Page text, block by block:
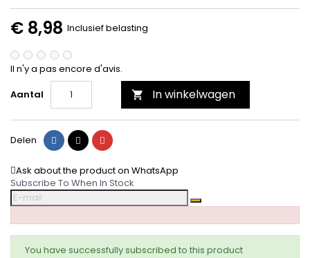
€ 8,98 Inclusief belasting
Il n'y a pas encore d'avis.
Aantal
 In winkelwagen
Delen Delen Tweet Pinterest
Ask about the product on WhatsApp
Subscribe To When In Stock
You have successfully subscribed to this product